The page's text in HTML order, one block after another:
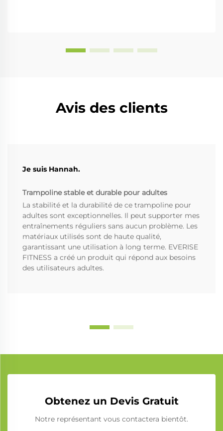
Avis des clients
Je suis Hannah.
Trampoline stable et durable pour adultes
La stabilité et la durabilité de ce trampoline pour
adultes sont exceptionnelles. Il peut supporter mes
entraînements réguliers sans aucun problème. Les
matériaux utilisés sont de haute qualité,
garantissant une utilisation à long terme. EVERISE
FITNESS a créé un produit qui répond aux besoins
des utilisateurs adultes.
Obtenez un Devis Gratuit
Notre représentant vous contactera bientôt.